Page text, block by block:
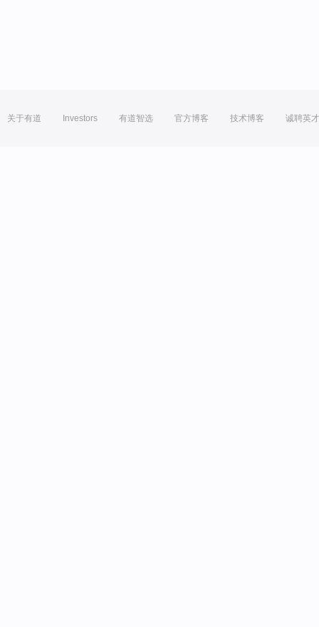
关于有道 Investors 有道智选 官方博客 技术博客 诚聘英才